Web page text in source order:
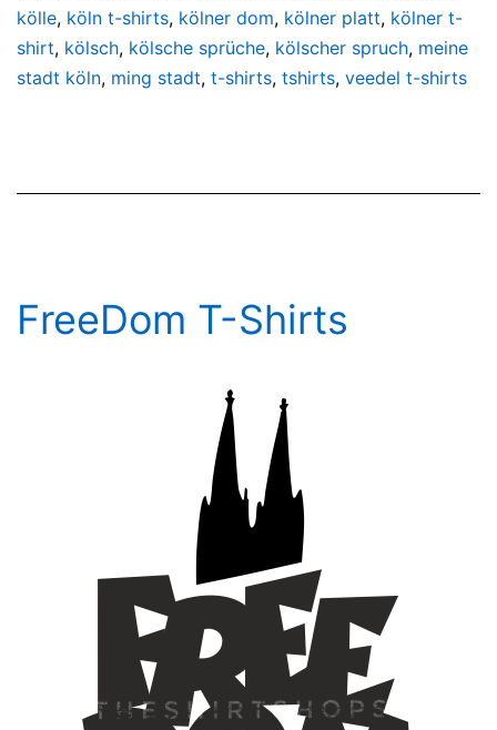
kölle, köln t-shirts, kölner dom, kölner platt, kölner t-
shirt, kölsch, kölsche sprüche, kölscher spruch, meine
stadt köln, ming stadt, t-shirts, tshirts, veedel t-shirts
FreeDom T-Shirts